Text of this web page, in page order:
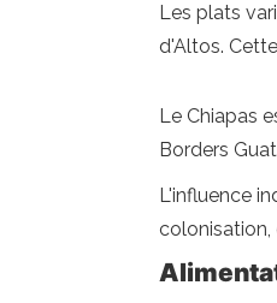
Les plats
d'Altos.
Le Chiapas
Borders
L'influence
colonisation,